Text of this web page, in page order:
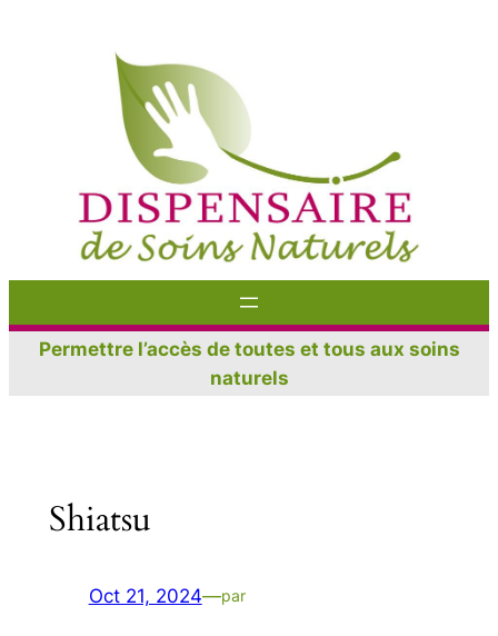
Permettre l’accès de toutes et tous aux soins
naturels
Shiatsu
Oct 21, 2024—par